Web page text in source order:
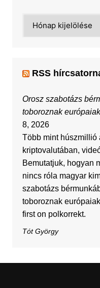
RSS
Orosz szabotázs
toboroznak
8, 2026
Több mint húszmillió
kriptovalutában,
Bemutatjuk, hogyan
nincs róla magyar
szabotázs
toboroznak
first on polkorrekt.
Tót György